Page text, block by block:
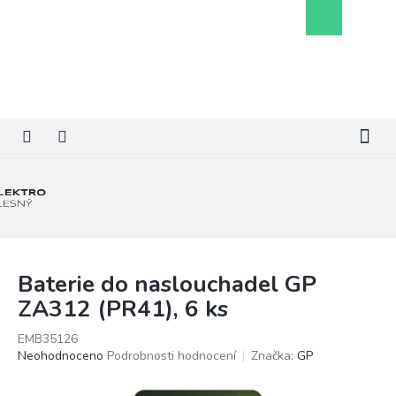
košík
Baterie do naslouchadel GP
ZA312 (PR41), 6 ks
EMB35126
Průměrné
Neohodnoceno Podrobnosti hodnocení Značka: GP